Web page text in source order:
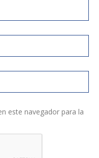
este navegador para la